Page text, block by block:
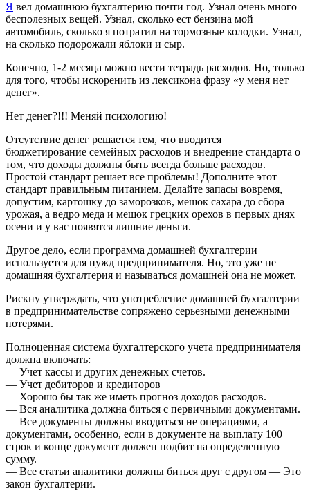
Я вел домашнюю бухгалтерию почти год. Узнал очень много
бесполезных вещей. Узнал, сколько ест бензина мой
автомобиль, сколько я потратил на тормозные колодки. Узнал,
на сколько подорожали яблоки и сыр.
Конечно, 1-2 месяца можно вести тетрадь расходов. Но, только
для того, чтобы искоренить из лексикона фразу «у меня нет
денег».
Нет денег?!!! Меняй психологию!
Отсутствие денег решается тем, что вводится
бюджетирование семейных расходов и внедрение стандарта о
том, что доходы должны быть всегда больше расходов.
Простой стандарт решает все проблемы! Дополните этот
стандарт правильным питанием. Делайте запасы вовремя,
допустим, картошку до заморозков, мешок сахара до сбора
урожая, а ведро меда и мешок грецких орехов в первых днях
осени и у вас появятся лишние деньги.
Другое дело, если программа домашней бухгалтерии
используется для нужд предпринимателя. Но, это уже не
домашняя бухгалтерия и называться домашней она не может.
Рискну утверждать, что употребление домашней бухгалтерии
в предпринимательстве сопряжено серьезными денежными
потерями.
Полноценная система бухгалтерского учета предпринимателя
должна включать:
— Учет кассы и других денежных счетов.
— Учет дебиторов и кредиторов
— Хорошо бы так же иметь прогноз доходов расходов.
— Вся аналитика должна биться с первичными документами.
— Все документы должны вводиться не операциями, а
документами, особенно, если в документе на выплату 100
строк и конце документ должен подбит на определенную
сумму.
— Все статьи аналитики должны биться друг с другом — Это
закон бухгалтерии.